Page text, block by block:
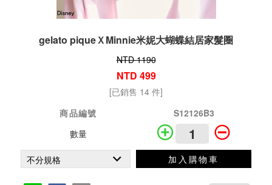
gelato piqueＸMinnie米妮大蝴蝶結居家髮圈
NTD 1190
NTD 499
[已銷售 14 件]
商品編號
S12126B3
數量
加入購物車